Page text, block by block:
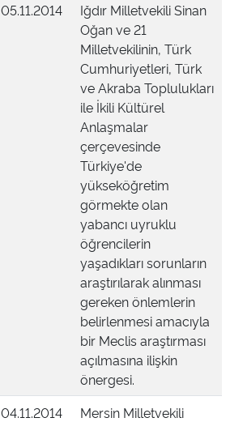
05.11.2014
Iğdır Milletvekili Sinan
Oğan ve 21
Milletvekilinin, Türk
Cumhuriyetleri, Türk
ve Akraba Toplulukları
ile İkili Kültürel
Anlaşmalar
çerçevesinde
Türkiye'de
yükseköğretim
görmekte olan
yabancı uyruklu
öğrencilerin
yaşadıkları sorunların
araştırılarak alınması
gereken önlemlerin
belirlenmesi amacıyla
bir Meclis araştırması
açılmasına ilişkin
önergesi.
04.11.2014
Mersin Milletvekili